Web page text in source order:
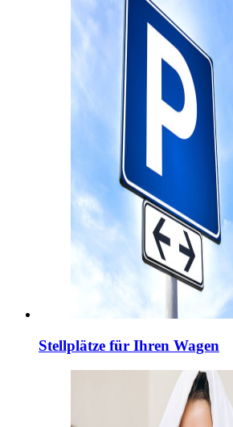
Stellplätze für Ihren Wagen